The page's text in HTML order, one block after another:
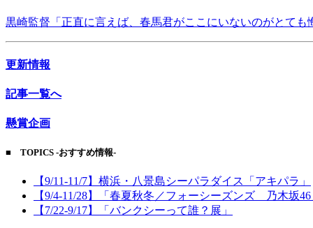
黒崎監督「正直に言えば、春馬君がここにいないのがとても
更新情報
記事一覧へ
懸賞企画
■ TOPICS -おすすめ情報-
【9/11-11/7】横浜・八景島シーパラダイス「アキパラ」
【9/4-11/28】「春夏秋冬／フォーシーズンズ 乃木坂46
【7/22-9/17】「バンクシーって誰？展」